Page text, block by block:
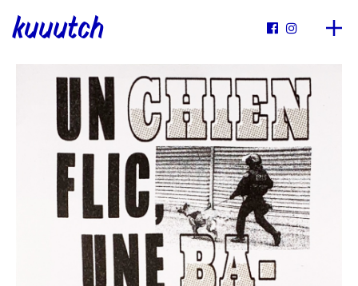
kuuutch  